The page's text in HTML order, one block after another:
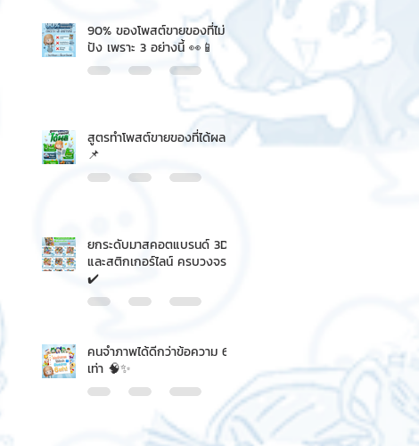
90% ของโพสต์ขายของที่ไม่
ปัง เพราะ 3 อย่างนี้ 👀📱
สูตรทำโพสต์ขายของที่ได้ผล
📌
ยกระดับมาสคอตแบรนด์ 3D
และสติกเกอร์ไลน์ ครบวงจร
✔️
คนจำภาพได้ดีกว่าข้อความ 6
เท่า 🧠✨